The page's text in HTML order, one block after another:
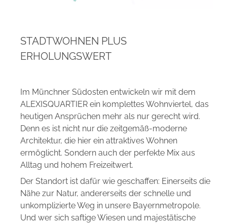
STADTWOHNEN PLUS
ERHOLUNGSWERT
Im Münchner Südosten entwickeln wir mit dem
ALEXISQUARTIER ein komplettes Wohnviertel, das
heutigen Ansprüchen mehr als nur gerecht wird.
Denn es ist nicht nur die zeitgemäß-moderne
Architektur, die hier ein attraktives Wohnen
ermöglicht. Sondern auch der perfekte Mix aus
Alltag und hohem Freizeitwert.
Der Standort ist dafür wie geschaffen: Einerseits die
Nähe zur Natur, andererseits der schnelle und
unkomplizierte Weg in unsere Bayernmetropole.
Und wer sich saftige Wiesen und majestätische